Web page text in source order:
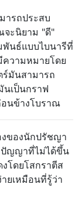
รถประสบ
ะนิยาม "ดี"
พันธ์แบบไบนารีที่
ความหมายโดย
มันสามารถ
นเป็นกราฟ
นข้างโบราณ
งของนักปรัชญา
ปัญญาที่ไม่ได้ขึ้น
โดยโสกราตีส
ยเหมือนที่รู้ว่า